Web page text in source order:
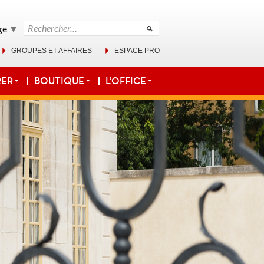
Rechercher :
▼
GROUPES ET AFFAIRES ESPACE PRO
BOUTIQUE L’OFFICE